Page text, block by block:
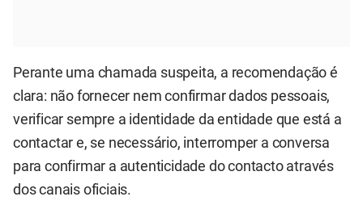
Perante uma chamada suspeita, a recomendação é
clara: não fornecer nem confirmar dados pessoais,
verificar sempre a identidade da entidade que está a
contactar e, se necessário, interromper a conversa
para confirmar a autenticidade do contacto através
dos canais oficiais.